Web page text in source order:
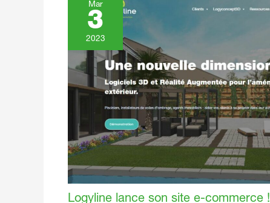
Mar
3
2023
Logyline lance son site e-commerce !